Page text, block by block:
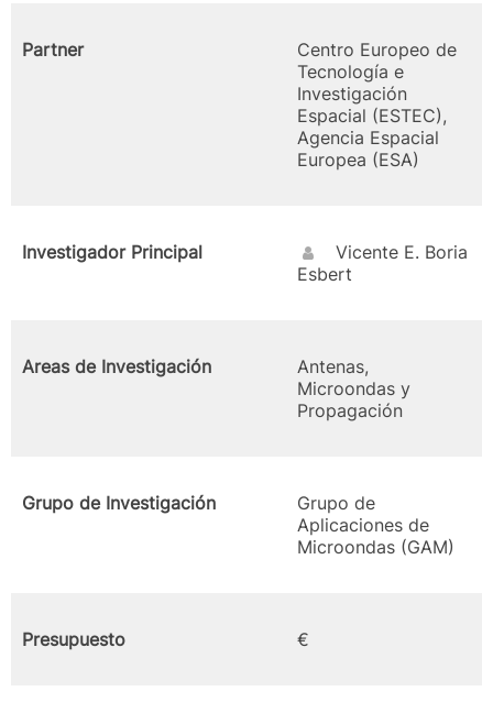
Partner
Centro Europeo de
Tecnología e
Investigación
Espacial (ESTEC),
Agencia Espacial
Europea (ESA)
Investigador Principal
Vicente E. Boria
Esbert
Areas de Investigación
Antenas,
Microondas y
Propagación
Grupo de Investigación
Grupo de
Aplicaciones de
Microondas (GAM)
Presupuesto €